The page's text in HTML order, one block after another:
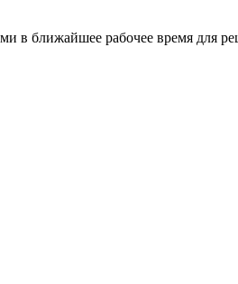
в ближайшее рабочее время для